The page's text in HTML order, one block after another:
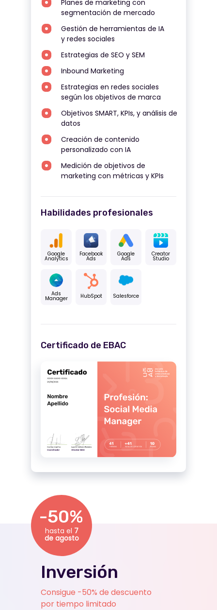
Habilidades profesionales
Inbound Marketing
Planes de marketing con
segmentación de mercado
Estrategias en redes sociales
según los objetivos de marca
Gestión de herramientas de IA
y redes sociales
Salesforce
HubSpot
Ads
Manager
Creator
Studio
Google
Ads
Facebook
Ads
Google
Analytics
Objetivos SMART, KPIs, y análisis de
datos
Estrategias de SEO y SEM
Certificado de EBAC
Creación de contenido
personalizado con IA
Medición de objetivos de
marketing con métricas y KPIs
Inversión
Consigue -50% de descuento
por tiempo limitado
-50%
hasta el 7
de agosto
Aviso de privacidad alumnos
Aviso de privacidad profesores
Términos y condiciones
Proyectos